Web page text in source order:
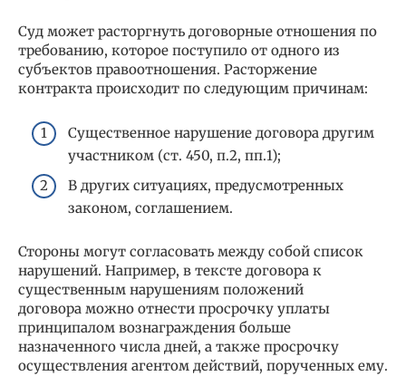
Суд может расторгнуть договорные отношения по
требованию, которое поступило от одного из
субъектов правоотношения. Расторжение
контракта происходит по следующим причинам:
Существенное нарушение договора другим
участником (ст. 450, п.2, пп.1);
В других ситуациях, предусмотренных
законом, соглашением.
Стороны могут согласовать между собой список
нарушений. Например, в тексте договора к
существенным нарушениям положений
договора можно отнести просрочку уплаты
принципалом вознаграждения больше
назначенного числа дней, а также просрочку
осуществления агентом действий, порученных ему.